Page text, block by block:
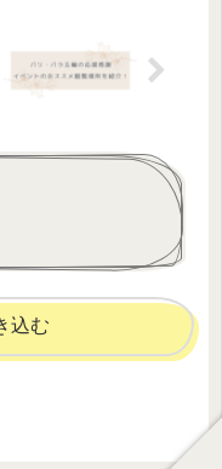
込む